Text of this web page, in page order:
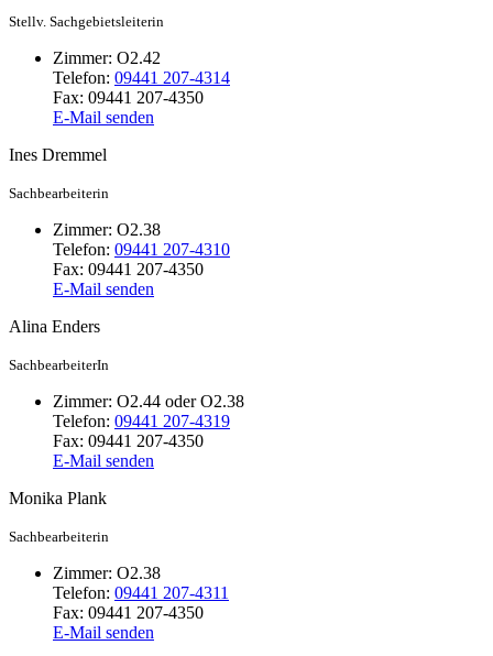
Stellv. Sachgebietsleiterin
Zimmer: O2.42
Telefon: 09441 207-4314
Fax: 09441 207-4350
E-Mail senden
Ines Dremmel
Sachbearbeiterin
Zimmer: O2.38
Telefon: 09441 207-4310
Fax: 09441 207-4350
E-Mail senden
Alina Enders
SachbearbeiterIn
Zimmer: O2.44 oder O2.38
Telefon: 09441 207-4319
Fax: 09441 207-4350
E-Mail senden
Monika Plank
Sachbearbeiterin
Zimmer: O2.38
Telefon: 09441 207-4311
Fax: 09441 207-4350
E-Mail senden